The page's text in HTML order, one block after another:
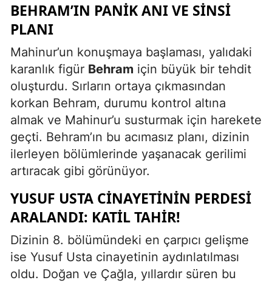
BEHRAM’IN PANIK ANI VE SINSI
PLANI
Mahinur’un konuşmaya başlaması, yalıdaki
karanlık figür Behram için büyük bir tehdit
oluşturdu. Sırların ortaya çıkmasından
korkan Behram, durumu kontrol altına
almak ve Mahinur’u susturmak için harekete
geçti. Behram’ın bu acımasız planı, dizinin
ilerleyen bölümlerinde yaşanacak gerilimi
artıracak gibi görünüyor.
YUSUF USTA CINAYETININ PERDESI
ARALANDI: KATIL TAHIR!
Dizinin 8. bölümündeki en çarpıcı gelişme
ise Yusuf Usta cinayetinin aydınlatılması
oldu. Doğan ve Çağla, yıllardır süren bu